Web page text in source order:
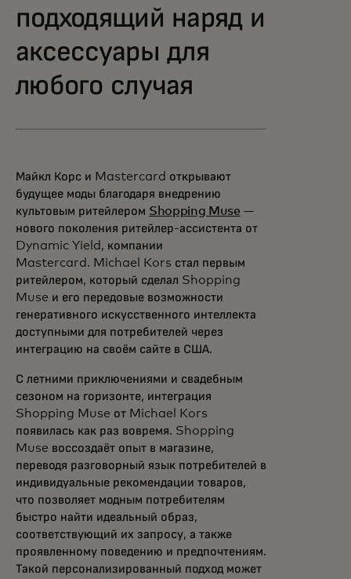
подходящий наряд и
аксессуары для
любого случая
Майкл Корс и Mastercard открывают
будущее моды благодаря внедрению
культовым ритейлером Shopping Muse —
нового поколения ритейлер-ассистента от
Dynamic Yield, компании
Mastercard. Michael Kors стал первым
ритейлером, который сделал Shopping
Muse и его передовые возможности
генеративного искусственного интеллекта
доступными для потребителей через
интеграцию на своём сайте в США.
С летними приключениями и свадебным
сезоном на горизонте, интеграция
Shopping Muse от Michael Kors
появилась как раз вовремя. Shopping
Muse воссоздаёт опыт в магазине,
переводя разговорный язык потребителей в
индивидуальные рекомендации товаров,
что позволяет модным потребителям
быстро найти идеальный образ,
соответствующий их запросу, а также
проявленному поведению и предпочтениям.
Такой персонализированный подход может